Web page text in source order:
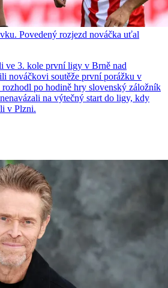
Povedený rozjezd nováčka uťal
ve 3. kole první ligy v Brně nad
nováčkovi soutěže první porážku v
po hodině hry slovenský záložník
na výtečný start do ligy, kdy
v Plzni.